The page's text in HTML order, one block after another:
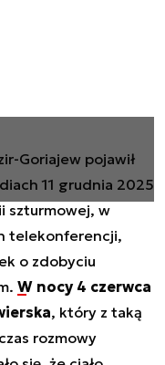
Goriajew pojawił
11 grudnia 2025
szturmowej, w
telekonferencji,
o zdobyciu
W nocy 4 czerwca
, który z taką
rozmowy